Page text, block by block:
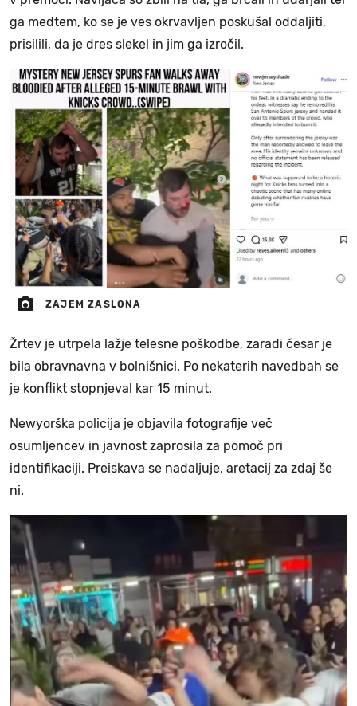
ga medtem, ko se je ves okrvavljen poskušal oddaljiti,
prisilili, da je dres slekel in jim ga izročil.
ZAJEM ZASLONA
Žrtev je utrpela lažje telesne poškodbe, zaradi česar je
bila obravnavna v bolnišnici. Po nekaterih navedbah se
je konflikt stopnjeval kar 15 minut.
Newyorška policija je objavila fotografije več
osumljencev in javnost zaprosila za pomoč pri
identifikaciji. Preiskava se nadaljuje, aretacij za zdaj še
ni.